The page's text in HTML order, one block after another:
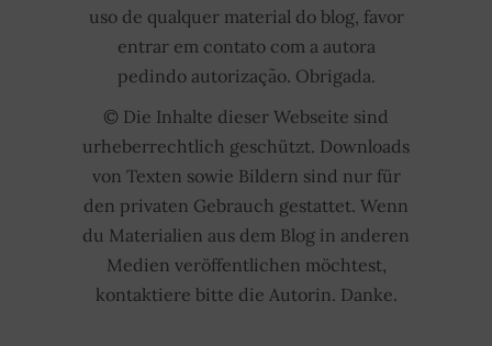
uso de qualquer material do blog, favor
entrar em contato com a autora
pedindo autorização. Obrigada.
© Die Inhalte dieser Webseite sind
urheberrechtlich geschützt. Downloads
von Texten sowie Bildern sind nur für
den privaten Gebrauch gestattet. Wenn
du Materialien aus dem Blog in anderen
Medien veröffentlichen möchtest,
kontaktiere bitte die Autorin. Danke.